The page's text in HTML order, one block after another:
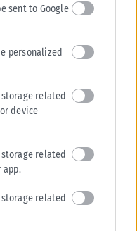
sent to Google
personalized
related
device
related
app.
related